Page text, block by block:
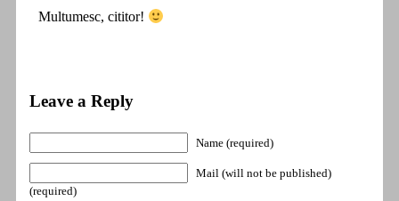
Multumesc, cititor!
Leave a Reply
Name (required)
Mail (will not be published)
(required)